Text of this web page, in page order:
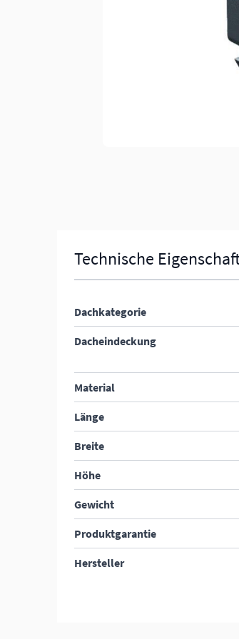
Technische
Dachkategorie
Dacheindeckung
Material
Länge
Breite
Höhe
Gewicht
Produktgarantie
Hersteller